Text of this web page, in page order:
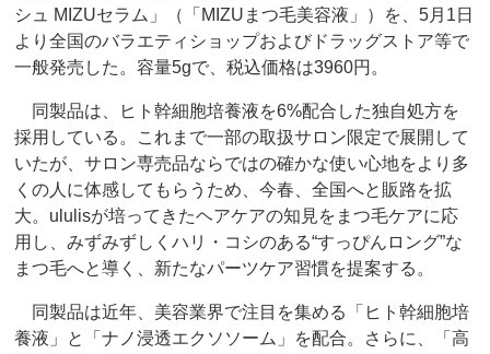
シュ MIZUセラム」（「MIZUまつ毛美容液」）を、5月1日
より全国のバラエティショップおよびドラッグストア等で
一般発売した。容量5gで、税込価格は3960円。
同製品は、ヒト幹細胞培養液を6%配合した独自処方を
採用している。これまで一部の取扱サロン限定で展開して
いたが、サロン専売品ならではの確かな使い心地をより多
くの人に体感してもらうため、今春、全国へと販路を拡
大。ululisが培ってきたヘアケアの知見をまつ毛ケアに応
用し、みずみずしくハリ・コシのある“すっぴんロング”な
まつ毛へと導く、新たなパーツケア習慣を提案する。
同製品は近年、美容業界で注目を集める「ヒト幹細胞培
養液」と「ナノ浸透エクソソーム」を配合。さらに、「高